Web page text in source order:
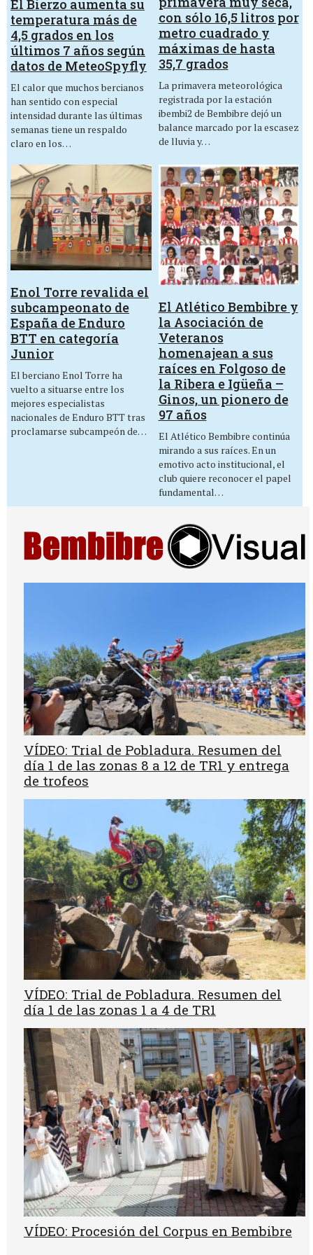
El Bierzo aumenta su
temperatura más de
4,5 grados en los
últimos 7 años según
datos de MeteoSpyfly
El calor que muchos bercianos
han sentido con especial
intensidad durante las últimas
semanas tiene un respaldo
claro en los…
con sólo 16,5 litros por
metro cuadrado y
máximas de hasta
35,7 grados
La primavera meteorológica
registrada por la estación
ibembi2 de Bembibre dejó un
balance marcado por la escasez
de lluvia y…
Enol Torre revalida el
subcampeonato de
España de Enduro
BTT en categoría
Junior
El berciano Enol Torre ha
vuelto a situarse entre los
mejores especialistas
nacionales de Enduro BTT tras
proclamarse subcampeón de…
El Atlético Bembibre y
la Asociación de
Veteranos
homenajean a sus
raíces en Folgoso de
la Ribera e Igüeña –
Ginos, un pionero de
97 años
El Atlético Bembibre continúa
mirando a sus raíces. En un
emotivo acto institucional, el
club quiere reconocer el papel
fundamental…
VÍDEO: Trial de Pobladura. Resumen del
día 1 de las zonas 8 a 12 de TR1 y entrega
de trofeos
VÍDEO: Trial de Pobladura. Resumen del
día 1 de las zonas 1 a 4 de TR1
VÍDEO: Procesión del Corpus en Bembibre